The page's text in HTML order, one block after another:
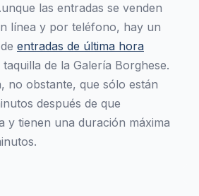
las entradas se venden
línea y por teléfono, hay un
entradas de última hora
de la Galería Borghese.
no obstante, que sólo están
después de que
y tienen una duración máxima